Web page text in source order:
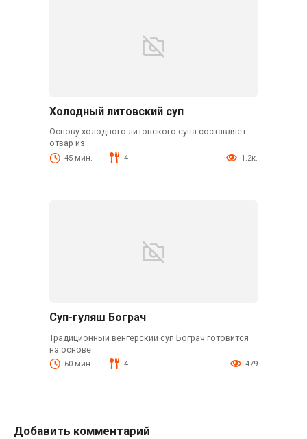
Холодный литовский суп
Основу холодного литовского супа составляет
отвар из
45 мин. 4 1.2к.
Суп-гуляш Бограч
Традиционный венгерский суп Бограч готовится
на основе
60 мин. 4 479
Добавить комментарий